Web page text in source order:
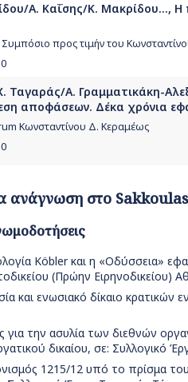
Α. Καΐσης/Κ. Μακρίδου...,
προς τιμήν του
Ταγαράς/Α. Γραμματικάκη-
αποφάσεων. Δέκα χρόνια
Κωνσταντίνου Δ. Κεραμέως
ανάγνωση στο
Κöbler και η «Οδύσσεια»
(Πρώην Ειρηνοδικείου)
και ενωσιακό δίκαιο κρατικών
για την ασυλία των διεθνών
δικαίου, σε: Συλλογικό
1215/12 υπό το πρίσμα